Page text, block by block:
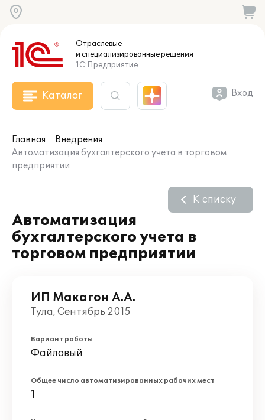
Отраслевые
и специализированныерешения
1С:Предприятие
Каталог Вход
Главная
Внедрения
Автоматизация бухгалтерского учета в торговом
предприятии
Автоматизация
бухгалтерского учета в
торговом предприятии
К списку
ИП Макагон А.А.
Тула, Сентябрь 2015
Вариант работы
Файловый
Общее число автоматизированных рабочих мест
1